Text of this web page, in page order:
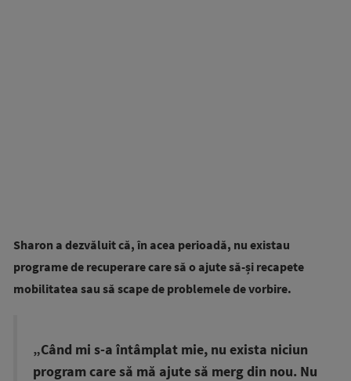
Sharon a dezvăluit că, în acea perioadă, nu existau
programe de recuperare care să o ajute să-și recapete
mobilitatea sau să scape de problemele de vorbire.
„Când mi s-a întâmplat mie, nu exista niciun
program care să mă ajute să merg din nou. Nu